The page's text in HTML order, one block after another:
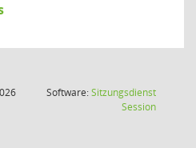
Software:Sitzungsdienst
Session(Wird in